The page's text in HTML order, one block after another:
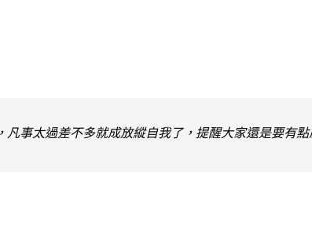
事太過差不多就成放縱自我了，提醒大家還是要有